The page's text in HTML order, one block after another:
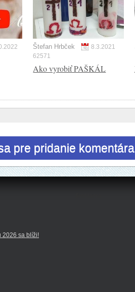
Štefan Hrbček
8.3.2021
62571
Ako vyrobiť PAŠKÁL
pre pridanie komentára
2026 sa blíži!